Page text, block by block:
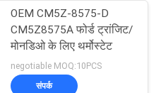
करना
217
OEM CM5Z-8575-D
CM5Z8575A फोर्ड ट्रांजिट/
मोनडिओ के लिए थर्मोस्टेट
negotiable MOQ:10PCS
संपर्क